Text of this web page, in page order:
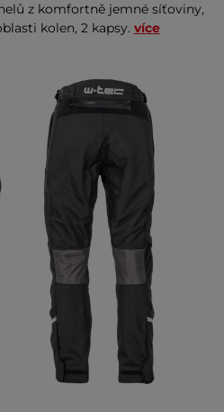
z komfortně jemné síťoviny,
kolen, 2 kapsy. více